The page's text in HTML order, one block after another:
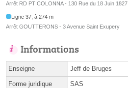
Arrêt RD PT COLONNA - 130 Rue du 18 Juin 1827
Ligne 37, à 274 m
Arrêt GOUTTERONS - 3 Avenue Saint Exupery
Informations
Enseigne Jeff de Bruges
Forme juridique SAS